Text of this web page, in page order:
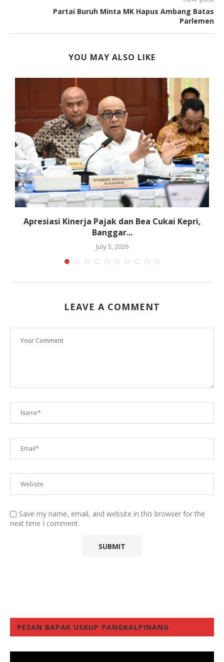
Partai Buruh Minta MK Hapus Ambang Batas
Parlemen
YOU MAY ALSO LIKE
Apresiasi Kinerja Pajak dan Bea Cukai Kepri,
Banggar...
July 5, 2026
LEAVE A COMMENT
Save my name, email, and website in this browser for the
next time I comment.
PESAN BAPAK USKUP PANGKALPINANG